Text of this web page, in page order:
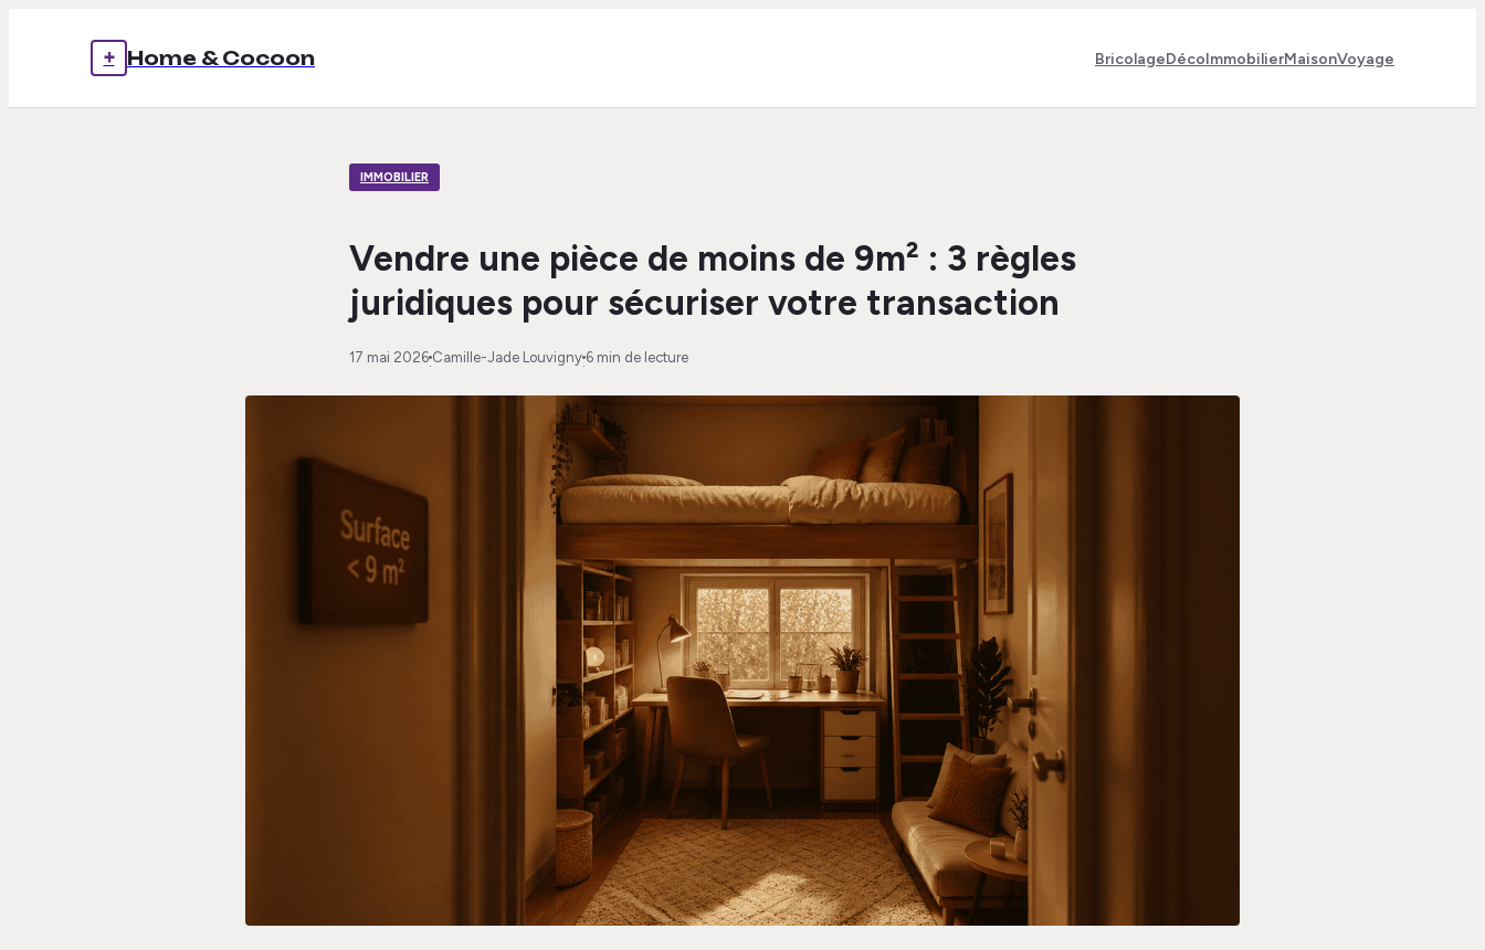
+ Home & Cocoon BricolageDécoImmobilierMaisonVoyage
IMMOBILIER
Vendre une pièce de moins de 9m² : 3 règles
juridiques pour sécuriser votre transaction
17 mai 2026
·
Camille-Jade Louvigny
·
6 min de lecture